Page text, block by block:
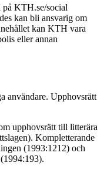
på KTH.se/social
kan bli ansvarig om
kan KTH vara
eller annan
användare. Upphovsrätt
upphovsrätt till litterära
Kompletterande
(1993:1212) och